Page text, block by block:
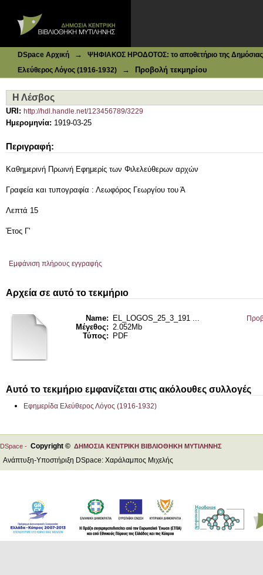
DSpace Αρχική →
ΨΗΦΙΑΚΟΣ ΗΡΟΔΟΤΟΣ: το αποθετήριο της Δημόσιας
Ελεύθερος Λόγος (1916-1932)
→ Προβολή τεκμηρίου
Η Λέσβος
URI: http://hdl.handle.net/123456789/3229
Ημερομηνία: 1919-03-25
Περιγραφή:
Καθημερινή Πρωινή Εφημερίς των Φιλελεύθερων αρχών
Γραφεία και τυπογραφία : Λεωφόρος Γεωργίου του Ά
Λεπτά 15
Έτος Γ'
Εμφάνιση πλήρους εγγραφής
Αρχεία σε αυτό το τεκμήριο
Name:
EL_LOGOS_25_3_191 ...
Μέγεθος: 2.052Mb
Τύπος:
PDF
Αυτό το τεκμήριο εμφανίζεται στις ακόλουθες συλλογές
Εφημερίδα Ελεύθερος Λόγος (1916-1932)
DSpace - Copyright © ΔΗΜΟΣΙΑ ΚΕΝΤΡΙΚΗ ΒΙΒΛΙΟΘΗΚΗ ΜΥΤΙΛΗΝΗΣ
Ανάπτυξη-Υποστήριξη DSpace: Χαράλαμπος Μιχελής